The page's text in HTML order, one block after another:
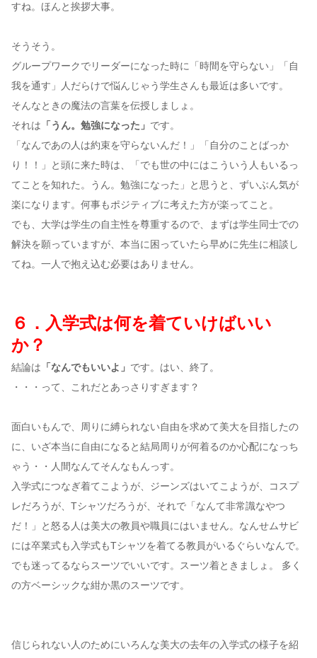
すね。ほんと挨拶大事。
そうそう。
グループワークでリーダーになった時に「時間を守らない」「自
我を通す」人だらけで悩んじゃう学生さんも最近は多いです。
そんなときの魔法の言葉を伝授しましょ。
それは 「うん。勉強になった」 です。
「なんであの人は約束を守らないんだ！」「自分のことばっか
り！！」と頭に来た時は、「でも世の中にはこういう人もいるっ
てことを知れた。うん。勉強になった」と思うと、ずいぶん気が
楽になります。何事もポジティブに考えた方が楽ってこと。
でも、大学は学生の自主性を尊重するので、まずは学生同士での
解決を願っていますが、本当に困っていたら早めに先生に相談し
てね。一人で抱え込む必要はありません。
６．入学式は何を着ていけばいい
か？
結論は 「なんでもいいよ」 です。はい、終了。
・・・って、これだとあっさりすぎます？
面白いもんで、周りに縛られない自由を求めて美大を目指したの
に、いざ本当に自由になると結局周りが何着るのか心配になっち
ゃう・・人間なんてそんなもんっす。
入学式につなぎ着てこようが、ジーンズはいてこようが、コスプ
レだろうが、Tシャツだろうが、それで「なんて非常識なやつ
だ！」と怒る人は美大の教員や職員にはいません。なんせムサビ
には卒業式も入学式もTシャツを着てる教員がいるぐらいなんで。
でも迷ってるならスーツでいいです。スーツ着ときましょ。 多く
の方ベーシックな紺か黒のスーツです。
信じられない人のためにいろんな美大の去年の入学式の様子を紹